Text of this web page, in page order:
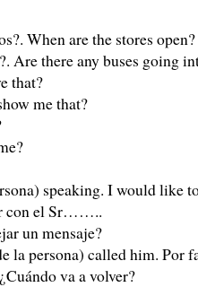
When are the stores open?
Are there any buses going
that?
me that?
speaking. I would like
con el Sr……..
un mensaje?
la persona) called him.
va a volver?